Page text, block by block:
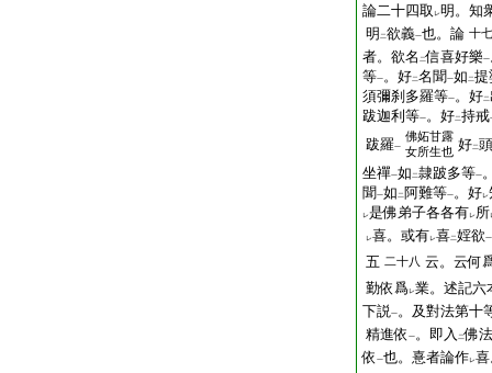
論二十四取 レ明。知
明 二欲義一也。論 十
者。欲名 二信喜好樂一
等一。好二名聞一如 二提
須彌刹多羅等一。好二
跋迦利等一。好二持戒
跋羅一
佛妬甘露
女所生也 好二
坐禪一如 二隷跛多等一
聞一如 二 阿難等一。好レ
レ是佛弟子各各有レ所
レ喜。或有レ喜二婬欲一
五 二十八 云。云何
勤依爲レ業。述記六
下説一。及對法第十
精進依 一。即入 二佛法
依 一也。憙者論作レ